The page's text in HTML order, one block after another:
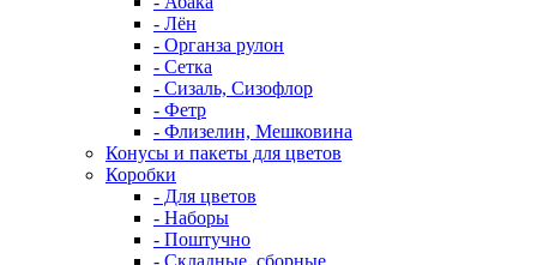
- Лён
- Органза рулон
- Сетка
- Сизаль, Сизофлор
- Фетр
- Флизелин, Мешковина
Конусы и пакеты для цветов
Коробки
- Для цветов
- Наборы
- Поштучно
- Складные, сборные